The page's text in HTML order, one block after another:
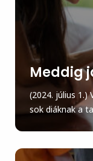
Meddig
(2024. július 1.)
sok diáknak a